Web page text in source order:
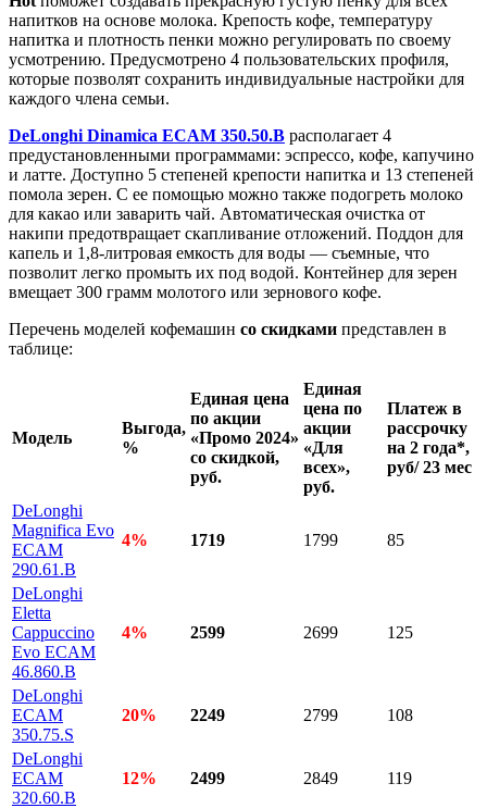
напитков на основе молока. Крепость кофе, температуру
напитка и плотность пенки можно регулировать по своему
усмотрению. Предусмотрено 4 пользовательских профиля,
которые позволят сохранить индивидуальные настройки для
каждого члена семьи.
DeLonghi Dinamica ECAM 350.50.B располагает 4
предустановленными программами: эспрессо, кофе, капучино
и латте. Доступно 5 степеней крепости напитка и 13 степеней
помола зерен. С ее помощью можно также подогреть молоко
для какао или заварить чай. Автоматическая очистка от
накипи предотвращает скапливание отложений. Поддон для
капель и 1,8-литровая емкость для воды — съемные, что
позволит легко промыть их под водой. Контейнер для зерен
вмещает 300 грамм молотого или зернового кофе.
Перечень моделей кофемашин со скидками представлен в
таблице:
Модель
Выгода,
%
Единая цена
по акции
«Промо 2024»
со скидкой,
руб.
Единая
цена по
акции
«Для
всех»,
руб.
Платеж в
рассрочку
на 2 года*,
руб/ 23 мес
DeLonghi
Magnifica Evo
ECAM
290.61.B
4% 1719 1799 85
DeLonghi
Eletta
Cappuccino
Evo ECAM
46.860.B
4% 2599 2699 125
DeLonghi
ECAM
350.75.S
20% 2249 2799 108
DeLonghi
ECAM
320.60.B
12% 2499 2849 119